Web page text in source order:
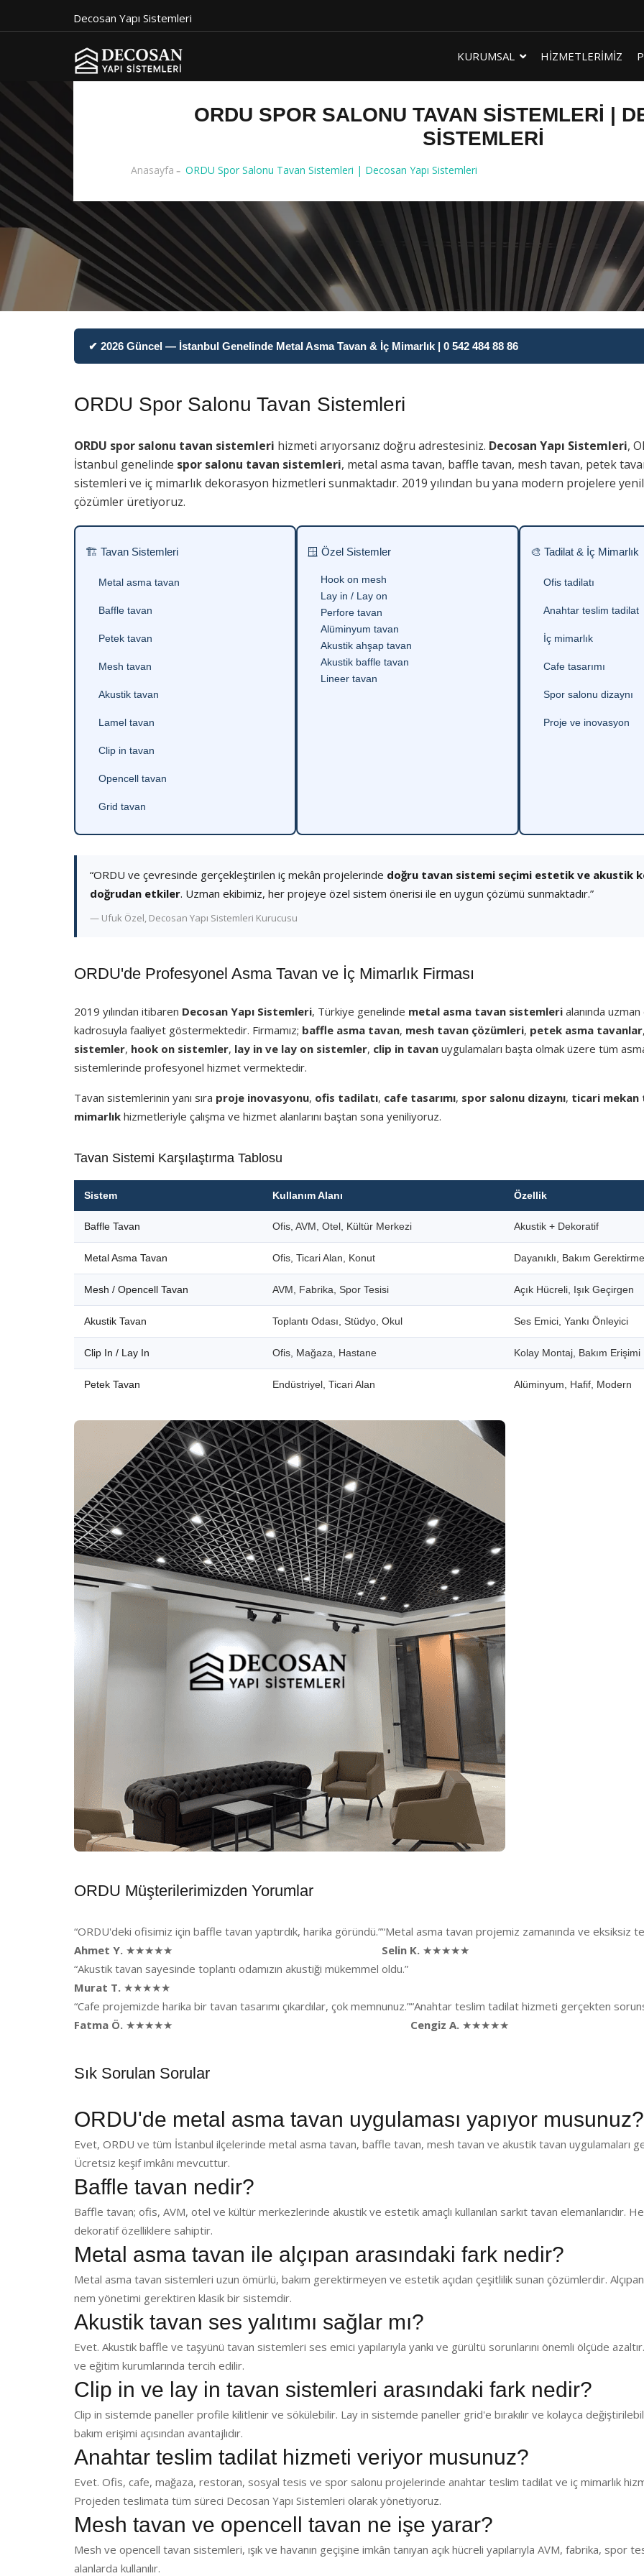
Decosan Yapı Sistemleri
KURUMSAL HİZMETLERİMİZ
ORDU SPOR SALONU TAVAN SISTEMLERI |
SISTEMLERI
Anasayfa ORDU Spor Salonu Tavan Sistemleri | Decosan Yapı Sistemleri
✔ 2026 Güncel — İstanbul Genelinde Metal Asma Tavan & İç Mimarlık | 0 542 484 88 86
ORDU Spor Salonu Tavan Sistemleri
ORDU spor salonu tavan sistemleri hizmeti arıyorsanız doğru adrestesiniz. Decosan Yapı Sistemleri,
İstanbul genelinde spor salonu tavan sistemleri, metal asma tavan, baffle tavan, mesh tavan, petek
sistemleri ve iç mimarlık dekorasyon hizmetleri sunmaktadır. 2019 yılından bu yana modern projelere
çözümler üretiyoruz.
🏗 Tavan Sistemleri
Metal asma tavan
Baffle tavan
Petek tavan
Mesh tavan
Akustik tavan
Lamel tavan
Clip in tavan
Opencell tavan
Grid tavan
🪟 Özel Sistemler
Hook on mesh
Lay in / Lay on
Perfore tavan
Alüminyum tavan
Akustik ahşap tavan
Akustik baffle tavan
Lineer tavan
🎨 Tadilat & İç Mimarlık
Ofis tadilatı
Anahtar teslim tadilat
İç mimarlık
Cafe tasarımı
Spor salonu dizaynı
Proje ve inovasyon
“ORDU ve çevresinde gerçekleştirilen iç mekân projelerinde doğru tavan sistemi seçimi estetik ve akustik
doğrudan etkiler. Uzman ekibimiz, her projeye özel sistem önerisi ile en uygun çözümü sunmaktadır.”
— Ufuk Özel, Decosan Yapı Sistemleri Kurucusu
ORDU'de Profesyonel Asma Tavan ve İç Mimarlık Firması
2019 yılından itibaren Decosan Yapı Sistemleri, Türkiye genelinde metal asma tavan sistemleri alanında
kadrosuyla faaliyet göstermektedir. Firmamız; baffle asma tavan, mesh tavan çözümleri, petek asma tavanlar,
sistemler, hook on sistemler, lay in ve lay on sistemler, clip in tavan uygulamaları başta olmak üzere tüm
sistemlerinde profesyonel hizmet vermektedir.
Tavan sistemlerinin yanı sıra proje inovasyonu, ofis tadilatı, cafe tasarımı, spor salonu dizaynı, ticari mekan
mimarlık hizmetleriyle çalışma ve hizmet alanlarını baştan sona yeniliyoruz.
Tavan Sistemi Karşılaştırma Tablosu
Sistem Kullanım Alanı Özellik
Baffle Tavan Ofis, AVM, Otel, Kültür Merkezi Akustik + Dekoratif
Metal Asma Tavan Ofis, Ticari Alan, Konut Dayanıklı, Bakım
Mesh / Opencell Tavan AVM, Fabrika, Spor Tesisi Açık Hücreli, Işık Geçirgen
Akustik Tavan Toplantı Odası, Stüdyo, Okul Ses Emici, Yankı Önleyici
Clip In / Lay In Ofis, Mağaza, Hastane Kolay Montaj, Bakım Erişimi
Petek Tavan Endüstriyel, Ticari Alan Alüminyum, Hafif, Modern
ORDU Müşterilerimizden Yorumlar
“ORDU'deki ofisimiz için baffle tavan yaptırdık, harika göründü.”
Ahmet Y. ★★★★★
“Metal asma tavan projemiz zamanında ve eksiksiz
Selin K. ★★★★★
“Akustik tavan sayesinde toplantı odamızın akustiği mükemmel oldu.”
Murat T. ★★★★★
“Cafe projemizde harika bir tavan tasarımı çıkardılar, çok memnunuz.”
Fatma Ö. ★★★★★
“Anahtar teslim tadilat hizmeti gerçekten
Cengiz A. ★★★★★
Sık Sorulan Sorular
ORDU'de metal asma tavan uygulaması yapıyor musunuz?
Evet, ORDU ve tüm İstanbul ilçelerinde metal asma tavan, baffle tavan, mesh tavan ve akustik tavan uygulamaları
Ücretsiz keşif imkânı mevcuttur.
Baffle tavan nedir?
Baffle tavan; ofis, AVM, otel ve kültür merkezlerinde akustik ve estetik amaçlı kullanılan sarkıt tavan elemanlarıdır.
dekoratif özelliklere sahiptir.
Metal asma tavan ile alçıpan arasındaki fark nedir?
Metal asma tavan sistemleri uzun ömürlü, bakım gerektirmeyen ve estetik açıdan çeşitlilik sunan çözümlerdir.
nem yönetimi gerektiren klasik bir sistemdir.
Akustik tavan ses yalıtımı sağlar mı?
Evet. Akustik baffle ve taşyünü tavan sistemleri ses emici yapılarıyla yankı ve gürültü sorunlarını önemli ölçüde
ve eğitim kurumlarında tercih edilir.
Clip in ve lay in tavan sistemleri arasındaki fark nedir?
Clip in sistemde paneller profile kilitlenir ve sökülebilir. Lay in sistemde paneller grid'e bırakılır ve kolayca
bakım erişimi açısından avantajlıdır.
Anahtar teslim tadilat hizmeti veriyor musunuz?
Evet. Ofis, cafe, mağaza, restoran, sosyal tesis ve spor salonu projelerinde anahtar teslim tadilat ve iç mimarlık
Projeden teslimata tüm süreci Decosan Yapı Sistemleri olarak yönetiyoruz.
Mesh tavan ve opencell tavan ne işe yarar?
Mesh ve opencell tavan sistemleri, ışık ve havanın geçişine imkân tanıyan açık hücreli yapılarıyla AVM, fabrika, spor
alanlarda kullanılır.